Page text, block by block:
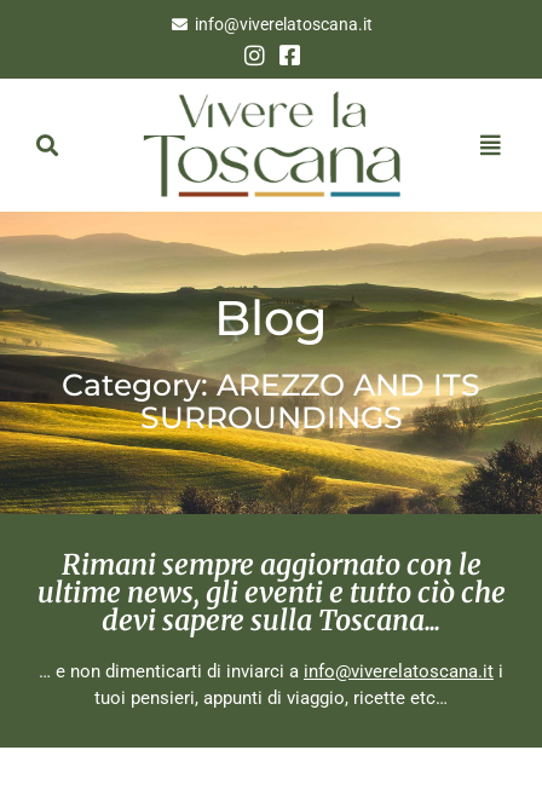
info@viverelatoscana.it
Blog
Category: AREZZO AND ITS
SURROUNDINGS
Rimani sempre aggiornato con le
ultime news, gli eventi e tutto ciò che
devi sapere sulla Toscana...
… e non dimenticarti di inviarci a info@viverelatoscana.it i
tuoi pensieri, appunti di viaggio, ricette etc…